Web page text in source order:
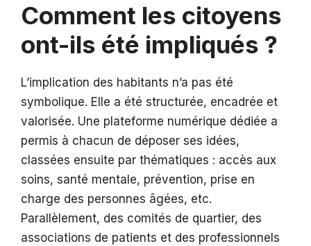
Comment les citoyens
ont-ils été impliqués ?
L’implication des habitants n’a pas été
symbolique. Elle a été structurée, encadrée et
valorisée. Une plateforme numérique dédiée a
permis à chacun de déposer ses idées,
classées ensuite par thématiques : accès aux
soins, santé mentale, prévention, prise en
charge des personnes âgées, etc.
Parallèlement, des comités de quartier, des
associations de patients et des professionnels